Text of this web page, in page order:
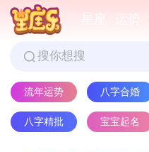
流年运势 八字合婚
八字精批 宝宝起名